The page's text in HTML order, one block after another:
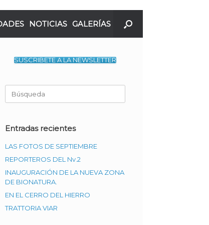
NOTICIAS GALERÍAS
SUSCRIBETE A LA NEWSLETTER
Entradas recientes
LAS FOTOS DE SEPTIEMBRE
REPORTEROS DEL Nv.2
INAUGURACIÓN DE LA NUEVA ZONA
DE BIONATURA.
EN EL CERRO DEL HIERRO
TRATTORIA VIAR